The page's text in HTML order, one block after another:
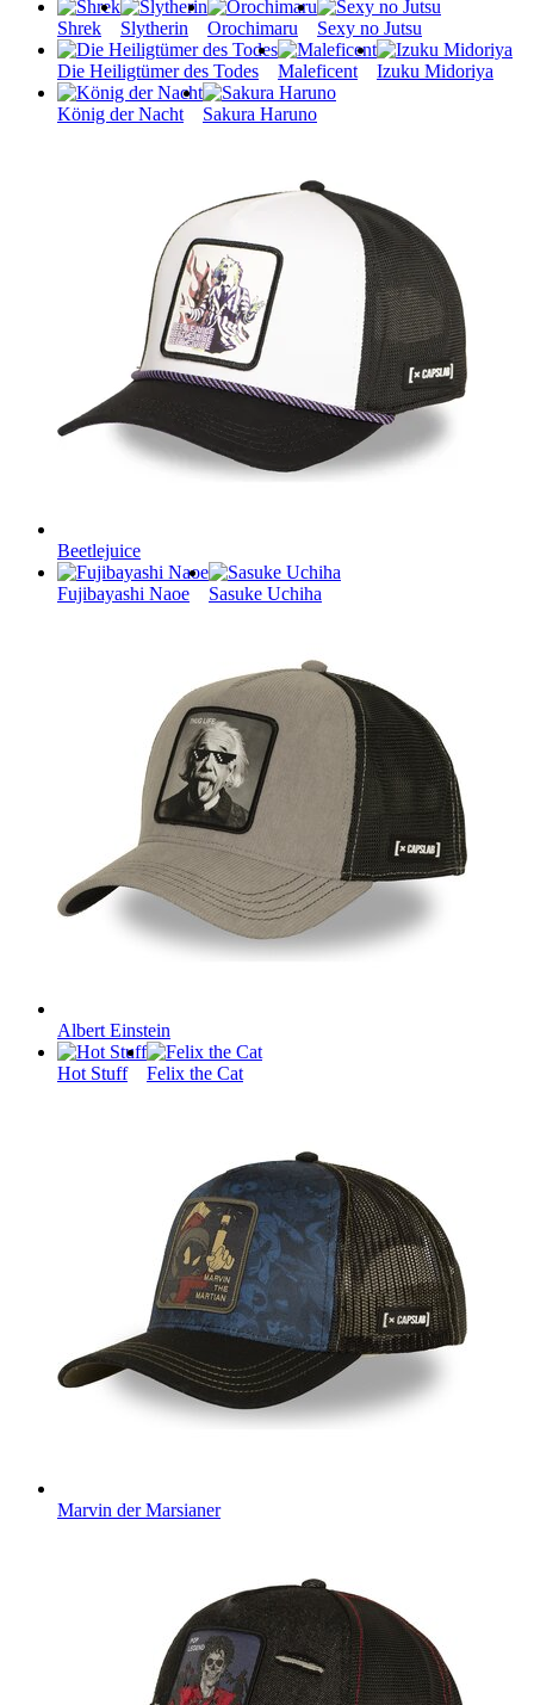
Shrek Slytherin Orochimaru Sexy no Jutsu
Die Heiligtümer des Todes Maleficent Izuku Midoriya
König der Nacht Sakura Haruno
Beetlejuice
Fujibayashi Naoe Sasuke Uchiha
Albert Einstein
Hot Stuff Felix the Cat
Marvin der Marsianer